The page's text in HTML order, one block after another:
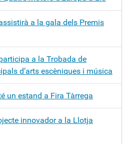
a la gala dels Premis
a la Trobada de
d’arts escèniques i música
un estand a Fira Tàrrega
innovador a la Llotja